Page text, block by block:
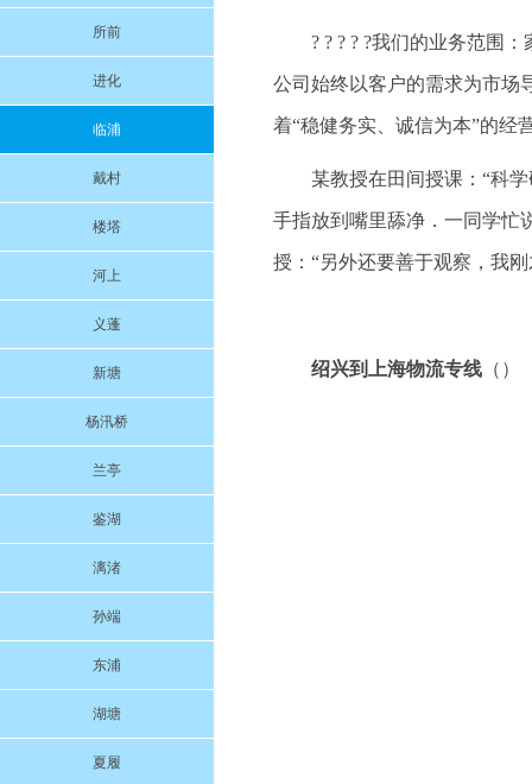
所前
进化
临浦
戴村
楼塔
河上
义蓬
新塘
杨汛桥
兰亭
鉴湖
漓渚
孙端
东浦
湖塘
夏履
? ? ? ? ?我们的业务范围
公司始终以客户的需求为市场
着“稳健务实、诚信为本”的经
某教授在田间授课：“科
手指放到嘴里舔净．一同学忙
授：“另外还要善于观察，我
绍兴到上海物流专线 （）